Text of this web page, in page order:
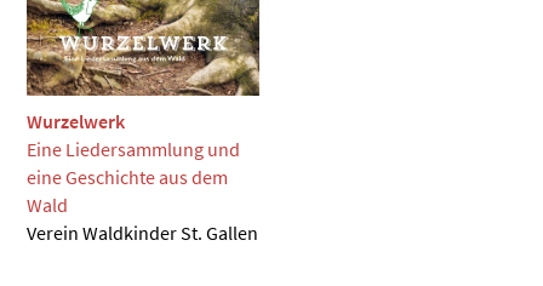
Wurzelwerk
Eine Liedersammlung und
eine Geschichte aus dem
Wald
Verein Waldkinder St. Gallen